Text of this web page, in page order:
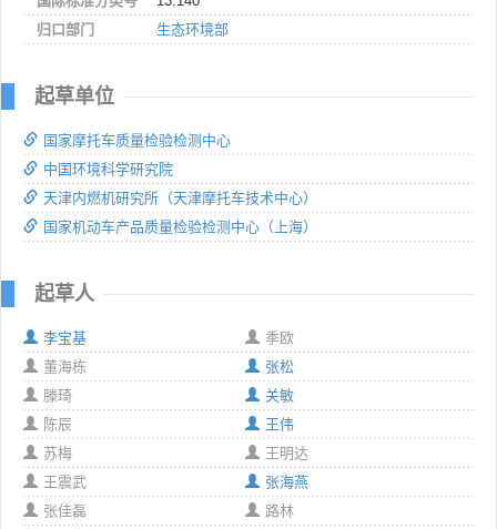
归口部门
生态环境部
起草单位
国家摩托车质量检验检测中心
中国环境科学研究院
天津内燃机研究所（天津摩托车技术中心）
国家机动车产品质量检验检测中心（上海）
起草人
李宝基
季欧
董海栋
张松
滕琦
关敏
陈辰
王伟
苏梅
王明达
王震武
张海燕
张佳磊
路林